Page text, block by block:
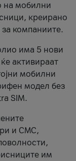
на мобилни
креирано
компаниите.
има 5 нови
активираат
мобилни
модел без
SIM.
и СМС,
им